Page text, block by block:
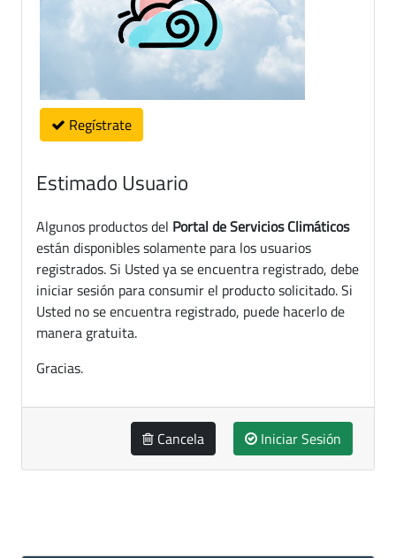
Regístrate
Estimado Usuario
Algunos productos del Portal de Servicios Climáticos
están disponibles solamente para los usuarios
registrados. Si Usted ya se encuentra registrado, debe
iniciar sesión para consumir el producto solicitado. Si
Usted no se encuentra registrado, puede hacerlo de
manera gratuita.
Gracias.
Cancela Iniciar Sesión